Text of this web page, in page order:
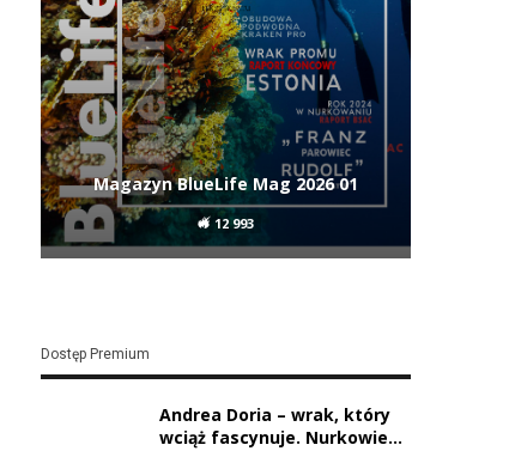
Magazyn BlueLife Mag 2026 01
12 993
Dostęp Premium
Andrea Doria – wrak, który
wciąż fascynuje. Nurkowie…